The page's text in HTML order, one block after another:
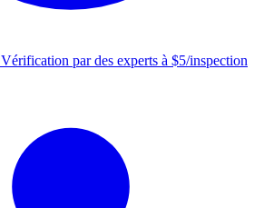
Vérification par des experts à $5/inspection